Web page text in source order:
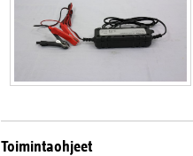
Toimintaohjeet